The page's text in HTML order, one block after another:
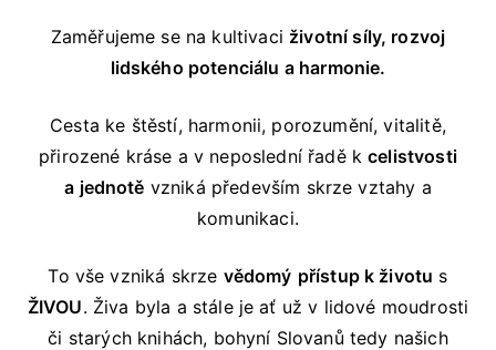
Zaměřujeme se na kultivaci životní síly, rozvoj
lidského potenciálu a harmonie.
Cesta ke štěstí, harmonii, porozumění, vitalitě,
přirozené kráse a v neposlední řadě kcelistvosti
a jednotě vzniká především skrze vztahy a
komunikaci.
To vše vzniká skrze vědomý přístup k životu s
ŽIVOU. Živa byla a stále je ať už v lidové moudrosti
či starých knihách, bohyní Slovanů tedy našich